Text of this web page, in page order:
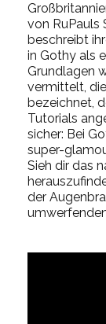
von RuPauls
beschreibt
in Gothy als
Grundlagen
vermittelt,
bezeichnet,
Tutorials
sicher: Bei
super-
Sieh dir das
der